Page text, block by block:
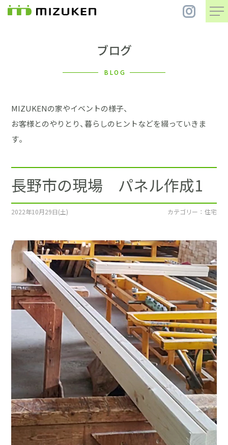
住 宅
まちづくり
会社案内
施工事例
土地をお探しの方
イベント
ショールーム
ブログ
ブログ
BLOG
MIZUKENの家やイベントの様子、
お客様とのやりとり、暮らしのヒントなどを綴っていきま
す。
長野市の現場 パネル作成1
2022年10月29日(土) カテゴリー ： 住宅